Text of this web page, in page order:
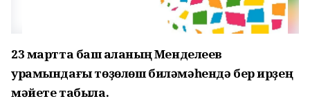
23 мартта баш ҡаланың Менделеев
урамындағы төҙөлөш биләмәһендә бер ирҙең
мәйете табыла.